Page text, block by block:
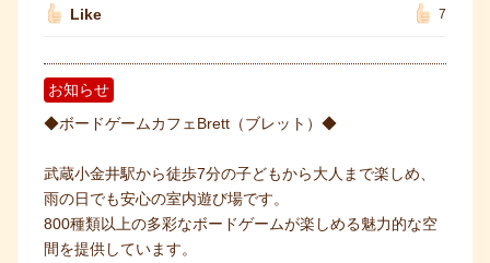
Like 7
お知らせ
◆ボードゲームカフェBrett（ブレット）◆
武蔵小金井駅から徒歩7分の子どもから大人まで楽しめ、
雨の日でも安心の室内遊び場です。
800種類以上の多彩なボードゲームが楽しめる魅力的な空
間を提供しています。